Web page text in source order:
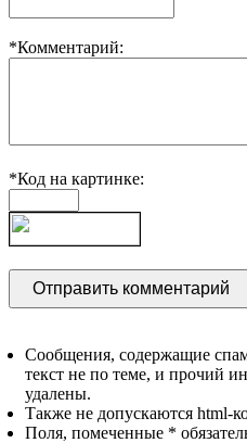
*Комментарий:
*Код на картинке:
Сообщения, содержащие
текст не по теме, и прочий
удалены.
Также не допускаются html-
Поля, помеченные *